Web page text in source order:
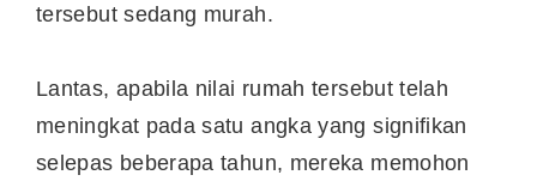
tersebut sedang murah.
Lantas, apabila nilai rumah tersebut telah
meningkat pada satu angka yang signifikan
selepas beberapa tahun, mereka memohon